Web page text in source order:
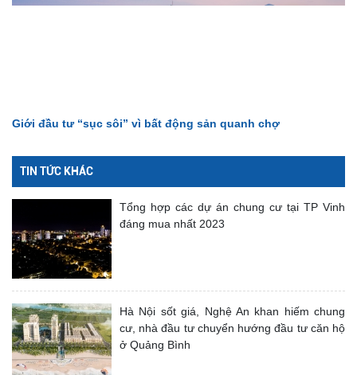
Giới đầu tư “sục sôi” vì bất động sản quanh chợ
TIN TỨC KHÁC
Tổng hợp các dự án chung cư tại TP Vinh
đáng mua nhất 2023
Hà Nội sốt giá, Nghệ An khan hiếm chung
cư, nhà đầu tư chuyển hướng đầu tư căn hộ
ở Quảng Bình